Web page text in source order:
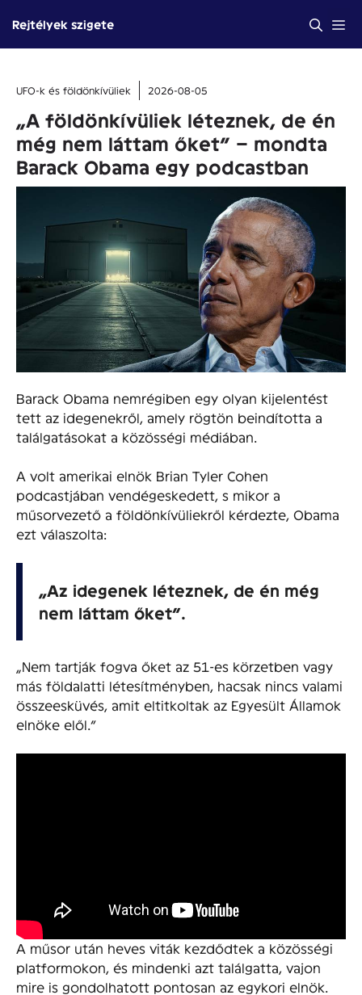
tartalomba
Rejtélyek szigete
UFO-k és földönkívüliek 2026-08-05
„A földönkívüliek léteznek, de én
még nem láttam őket” – mondta
Barack Obama egy podcastban
Barack Obama nemrégiben egy olyan kijelentést
tett az idegenekről, amely rögtön beindította a
találgatásokat a közösségi médiában.
A volt amerikai elnök Brian Tyler Cohen
podcastjában vendégeskedett, s mikor a
műsorvezető a földönkívüliekről kérdezte, Obama
ezt válaszolta:
„Az idegenek léteznek, de én még
nem láttam őket”.
„Nem tartják fogva őket az 51-es körzetben vagy
más földalatti létesítményben, hacsak nincs valami
összeesküvés, amit eltitkoltak az Egyesült Államok
elnöke elől.”
A műsor után heves viták kezdődtek a közösségi
platformokon, és mindenki azt találgatta, vajon
mire is gondolhatott pontosan az egykori elnök.